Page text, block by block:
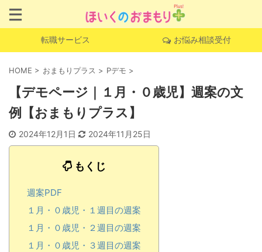
転職サービス お悩み相談受付
HOME > おまもりプラス > Pデモ >
【デモページ｜１月・０歳児】週案の文
例【おまもりプラス】
2024年12月1日 2024年11月25日
もくじ
週案PDF
１月・０歳児・１週目の週案
１月・０歳児・２週目の週案
１月・０歳児・３週目の週案